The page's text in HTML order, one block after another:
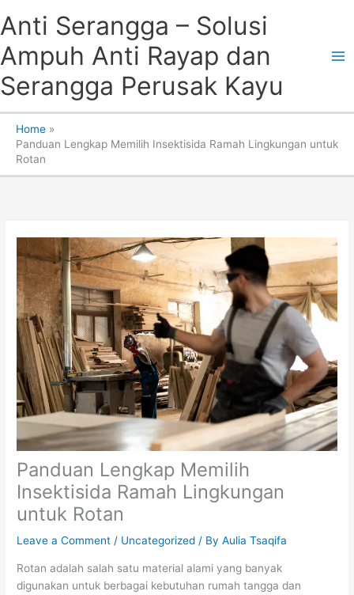
to
Anti Serangga – Solusi
Ampuh Anti Rayap dan
Serangga Perusak Kayu
Home
Panduan Lengkap Memilih Insektisida Ramah Lingkungan untuk
Rotan
Panduan Lengkap Memilih
Insektisida Ramah Lingkungan
untuk Rotan
Leave a Comment / Uncategorized / ByAulia Tsaqifa
Rotan adalah salah satu material alami yang banyak
digunakan untuk berbagai kebutuhan rumah tangga dan